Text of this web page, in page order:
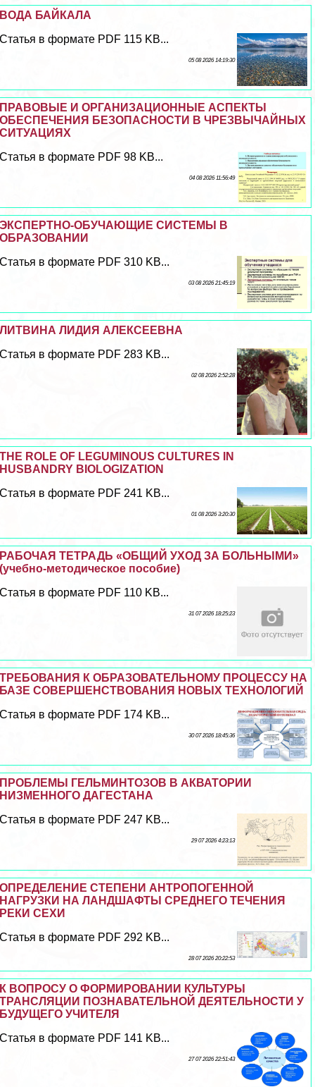
ВОДА БАЙКАЛА
Статья в формате PDF 115 KB...
05 08 2026 14:19:30
ПРАВОВЫЕ И ОРГАНИЗАЦИОННЫЕ АСПЕКТЫ
ОБЕСПЕЧЕНИЯ БЕЗОПАСНОСТИ В ЧРЕЗВЫЧАЙНЫХ
СИТУАЦИЯХ
Статья в формате PDF 98 KB...
04 08 2026 11:56:49
ЭКСПЕРТНО-ОБУЧАЮЩИЕ СИСТЕМЫ В
ОБРАЗОВАНИИ
Статья в формате PDF 310 KB...
03 08 2026 21:45:19
ЛИТВИНА ЛИДИЯ АЛЕКСЕЕВНА
Статья в формате PDF 283 KB...
02 08 2026 2:52:28
THE ROLE OF LEGUMINOUS CULTURES IN
HUSBANDRY BIOLOGIZATION
Статья в формате PDF 241 KB...
01 08 2026 3:20:30
РАБОЧАЯ ТЕТРАДЬ «ОБЩИЙ УХОД ЗА БОЛЬНЫМИ»
(учебно-методическое пособие)
Статья в формате PDF 110 KB...
31 07 2026 18:25:23
ТРЕБОВАНИЯ К ОБРАЗОВАТЕЛЬНОМУ ПРОЦЕССУ НА
БАЗЕ СОВЕРШЕНСТВОВАНИЯ НОВЫХ ТЕХНОЛОГИЙ
Статья в формате PDF 174 KB...
30 07 2026 18:45:36
ПРОБЛЕМЫ ГЕЛЬМИНТОЗОВ В АКВАТОРИИ
НИЗМЕННОГО ДАГЕСТАНА
Статья в формате PDF 247 KB...
29 07 2026 4:23:13
ОПРЕДЕЛЕНИЕ СТЕПЕНИ АНТРОПОГЕННОЙ
НАГРУЗКИ НА ЛАНДШАФТЫ СРЕДНЕГО ТЕЧЕНИЯ
РЕКИ СЕХИ
Статья в формате PDF 292 KB...
28 07 2026 20:22:53
К ВОПРОСУ О ФОРМИРОВАНИИ КУЛЬТУРЫ
ТРАНСЛЯЦИИ ПОЗНАВАТЕЛЬНОЙ ДЕЯТЕЛЬНОСТИ У
БУДУЩЕГО УЧИТЕЛЯ
Статья в формате PDF 141 KB...
27 07 2026 22:51:43